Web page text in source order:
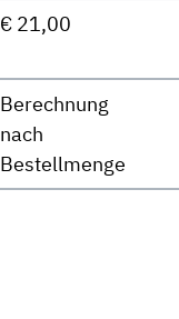
€ 21,00
Berechnung
nach
Bestellmenge